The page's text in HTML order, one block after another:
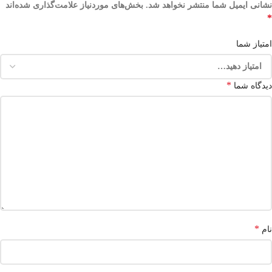
نشانی ایمیل شما منتشر نخواهد شد. بخش‌های موردنیاز علامت‌گذاری شده‌اند
*
امتیاز شما
دیدگاه شما *
نام *